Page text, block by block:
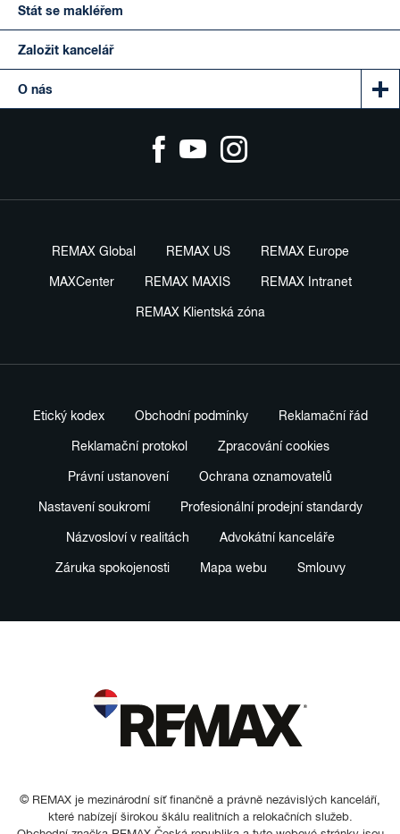
Stát se makléřem
Založit kancelář
O nás
REMAX Global REMAX US REMAX Europe
MAXCenter REMAX MAXIS REMAX Intranet
REMAX Klientská zóna
Etický kodex Obchodní podmínky Reklamační řád
Reklamační protokol Zpracování cookies
Právní ustanovení Ochrana oznamovatelů
Nastavení soukromí Profesionální prodejní standardy
Názvosloví v realitách Advokátní kanceláře
Záruka spokojenosti Mapa webu Smlouvy
© REMAX je mezinárodní síť finančně a právně nezávislých kanceláří,
které nabízejí širokou škálu realitních a relokačních služeb.